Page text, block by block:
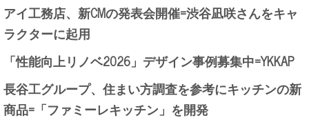
アイ工務店、新CMの発表会開催=渋谷凪咲さんをキャ
ラクターに起用
「性能向上リノベ2026」デザイン事例募集中=YKKAP
長谷工グループ、住まい方調査を参考にキッチンの新
商品=「ファミーレキッチン」を開発